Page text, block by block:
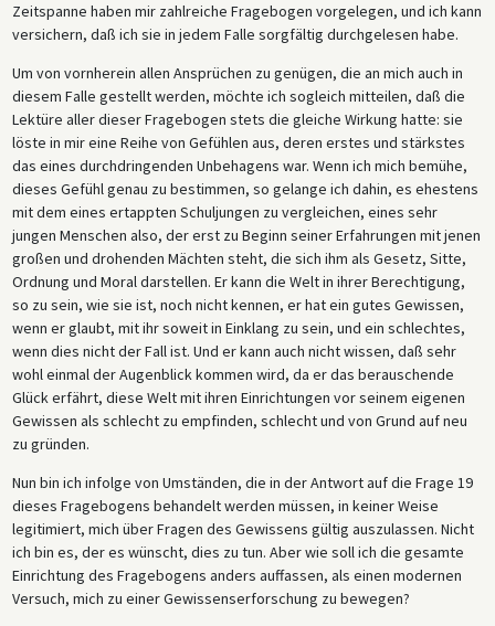
Zeitspanne haben mir zahlreiche Fragebogen vorgelegen, und ich kann
versichern, daß ich sie in jedem Falle sorgfältig durchgelesen habe.
Um von vornherein allen Ansprüchen zu genügen, die an mich auch in
diesem Falle gestellt werden, möchte ich sogleich mitteilen, daß die
Lektüre aller dieser Fragebogen stets die gleiche Wirkung hatte: sie
löste in mir eine Reihe von Gefühlen aus, deren erstes und stärkstes
das eines durchdringenden Unbehagens war. Wenn ich mich bemühe,
dieses Gefühl genau zu bestimmen, so gelange ich dahin, es ehestens
mit dem eines ertappten Schuljungen zu vergleichen, eines sehr
jungen Menschen also, der erst zu Beginn seiner Erfahrungen mit jenen
großen und drohenden Mächten steht, die sich ihm als Gesetz, Sitte,
Ordnung und Moral darstellen. Er kann die Welt in ihrer Berechtigung,
so zu sein, wie sie ist, noch nicht kennen, er hat ein gutes Gewissen,
wenn er glaubt, mit ihr soweit in Einklang zu sein, und ein schlechtes,
wenn dies nicht der Fall ist. Und er kann auch nicht wissen, daß sehr
wohl einmal der Augenblick kommen wird, da er das berauschende
Glück erfährt, diese Welt mit ihren Einrichtungen vor seinem eigenen
Gewissen als schlecht zu empfinden, schlecht und von Grund auf neu
zu gründen.
Nun bin ich infolge von Umständen, die in der Antwort auf die Frage 19
dieses Fragebogens behandelt werden müssen, in keiner Weise
legitimiert, mich über Fragen des Gewissens gültig auszulassen. Nicht
ich bin es, der es wünscht, dies zu tun. Aber wie soll ich die gesamte
Einrichtung des Fragebogens anders auffassen, als einen modernen
Versuch, mich zu einer Gewissenserforschung zu bewegen?